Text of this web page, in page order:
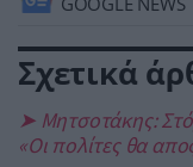
Σχετικά
➤ Μητσοτάκης:
«Οι πολίτες θα